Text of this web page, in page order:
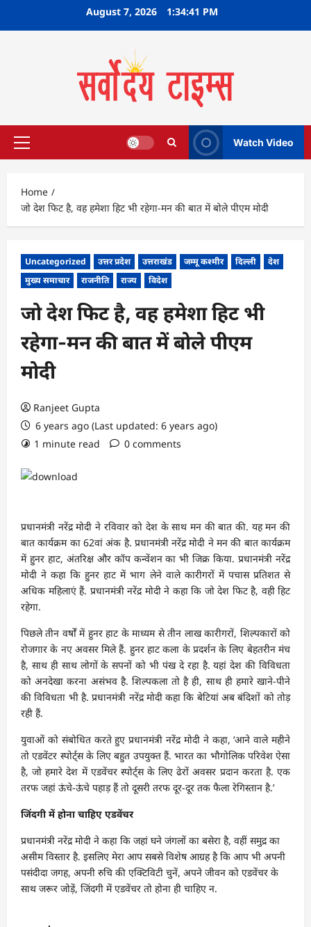
August 7, 2026 1:34:42 PM
Primary
Watch Video
Home
जो देश फिट है, वह हमेशा हिट भी रहेगा-मन की बात में बोले पीएम मोदी
Uncategorized उत्तर प्रदेश उत्तराखंड जम्मू कश्मीर दिल्ली
देश
मुख्य समाचार
राजनीति राज्य विदेश
जो देश फिट है, वह हमेशा हिट भी
रहेगा-मन की बात में बोले पीएम
मोदी
Ranjeet Gupta
6 years ago (Last updated: 6 years ago)
1 minute read
0 comments
प्रधानमंत्री नरेंद्र मोदी ने रविवार को देश के साथ मन की बात की. यह मन की
बात कार्यक्रम का 62वां अंक है. प्रधानमंत्री नरेंद्र मोदी ने मन की बात कार्यक्रम
में हुनर हाट, अंतरिक्ष और कॉप कन्वेंशन का भी जिक्र किया. प्रधानमंत्री नरेंद्र
मोदी ने कहा कि हुनर हाट में भाग लेने वाले कारीगरों में पचास प्रतिशत से
अधिक महिलाएं हैं. प्रधानमंत्री नरेंद्र मोदी ने कहा कि जो देश फिट है, वही हिट
रहेगा.
पिछले तीन वर्षों में हुनर हाट के माध्यम से तीन लाख कारीगरों, शिल्पकारों को
रोजगार के नए अवसर मिले हैं. हुनर हाट कला के प्रदर्शन के लिए बेहतरीन मंच
है, साथ ही साथ लोगों के सपनों को भी पंख दे रहा है. यहां देश की विविधता
को अनदेखा करना असंभव है. शिल्पकला तो है ही, साथ ही हमारे खाने-पीने
की विविधता भी है. प्रधानमंत्री नरेंद्र मोदी कहा कि बेटियां अब बंदिशों को तोड़
रही हैं.
युवाओं को संबोधित करते हुए प्रधानमंत्री नरेंद्र मोदी ने कहा, ‘आने वाले महीने
तो एडवेंटर स्पोर्ट्स के लिए बहुत उपयुक्त हैं. भारत का भौगोलिक परिवेश ऐसा
है, जो हमारे देश में एडवेंचर स्पोर्ट्स के लिए ढेरों अवसर प्रदान करता है. एक
तरफ जहां ऊंचे-ऊंचे पहाड़ हैं तो दूसरी तरफ दूर-दूर तक फैला रेगिस्तान है.’
जिंदगी में होना चाहिए एडवेंचर
प्रधानमंत्री नरेंद्र मोदी ने कहा कि जहां घने जंगलों का बसेरा है, वहीं समुद्र का
असीम विस्तार है. इसलिए मेरा आप सबसे विशेष आग्रह है कि आप भी अपनी
पसंदीदा जगह, अपनी रुचि की एक्टिविटी चुनें, अपने जीवन को एडवेंचर के
साथ जरूर जोड़ें, जिंदगी में एडवेंचर तो होना ही चाहिए न.